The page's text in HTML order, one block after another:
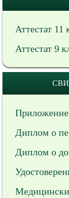
Аттестат 11
Аттестат 9
Диплом о
Диплом о